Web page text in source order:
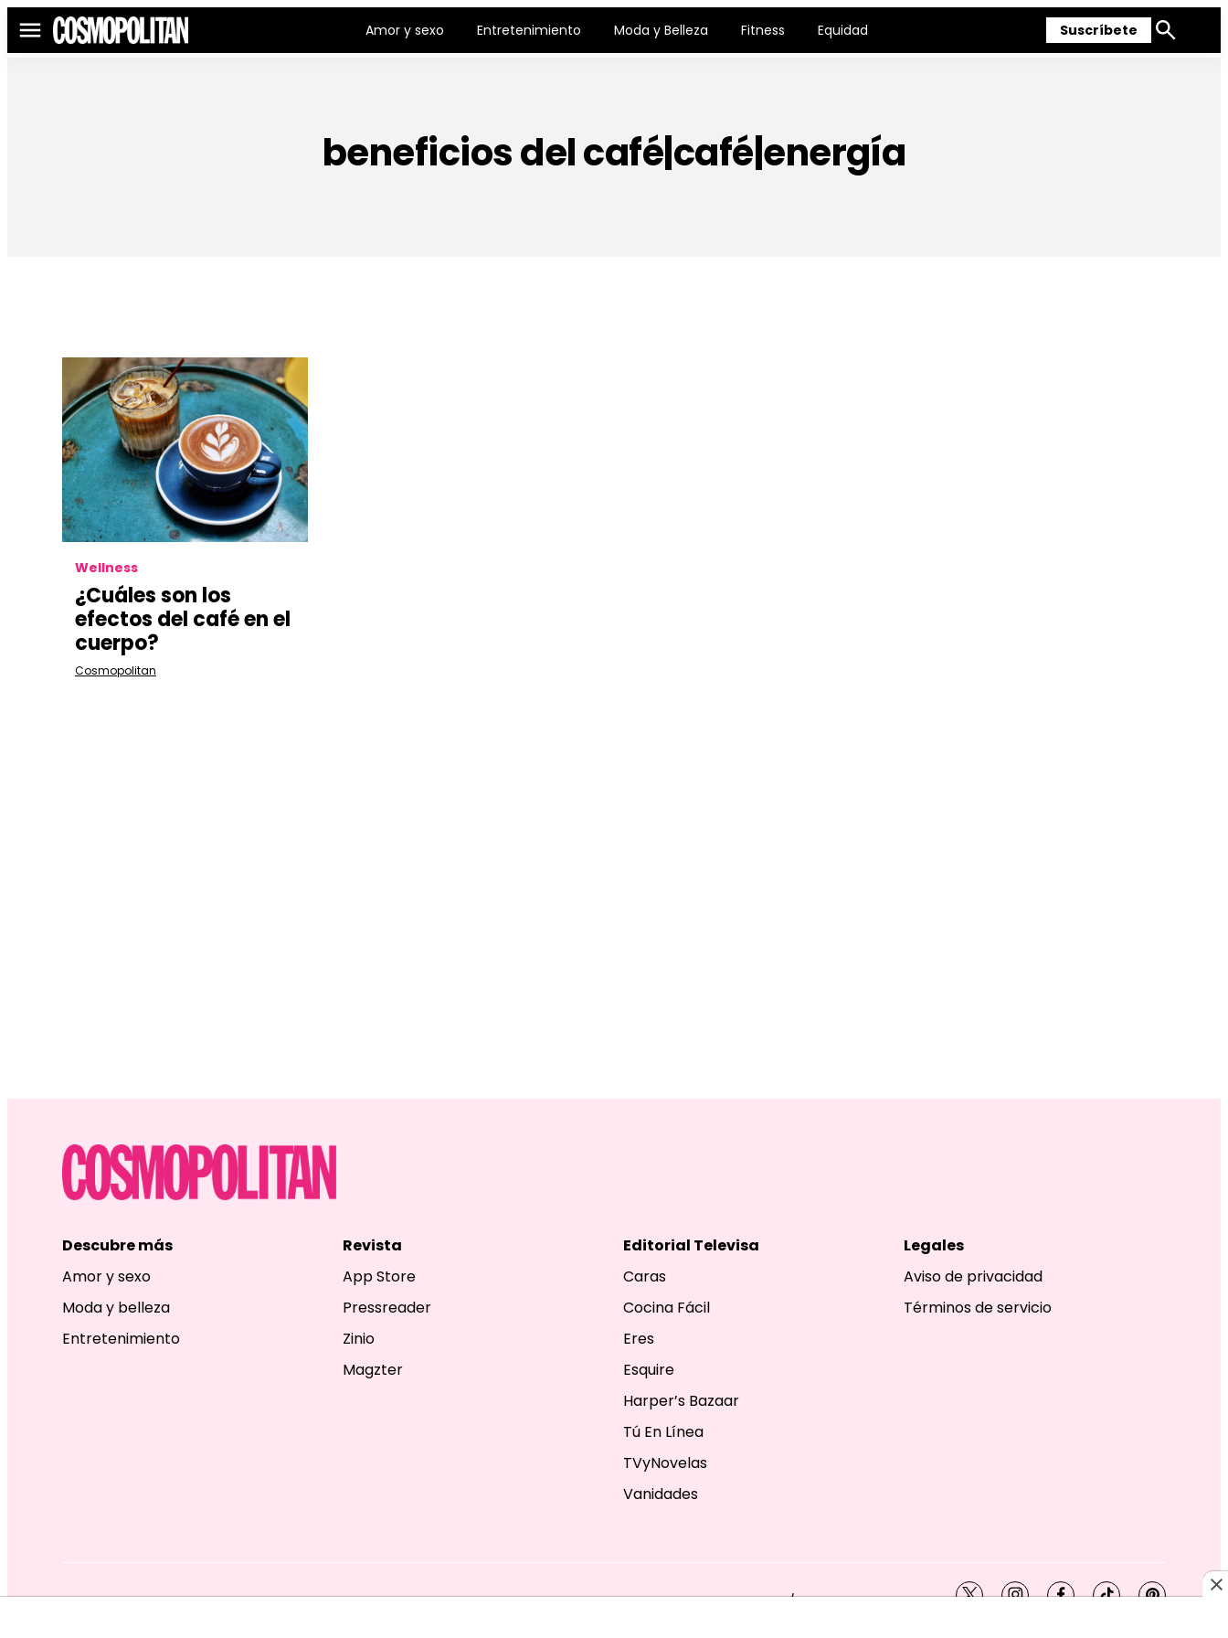
Menú Amor y sexo Entretenimiento Moda y Belleza Fitness Equidad Suscríbete
Mostrar
beneficios del café|café|energía
Wellness
¿Cuáles son los
efectos del café en el
cuerpo?
Cosmopolitan
Descubre más
Amor y sexo
Moda y belleza
Entretenimiento
Revista
App Store
Pressreader
Zinio
Magzter
Editorial Televisa
Caras
Cocina Fácil
Eres
Esquire
Harper’s Bazaar
Tú En Línea
TVyNovelas
Vanidades
Legales
Aviso de privacidad
Términos de servicio
EDITORIAL TELEVISA S.A. DE C.V. TODOS LOS DERECHOS RESERVADOS. TBG - EDITORIAL TELEVISA - LIFESTYLES - BEAUTY / FASHION twitterinstagramfacebook
tiktokpinterest